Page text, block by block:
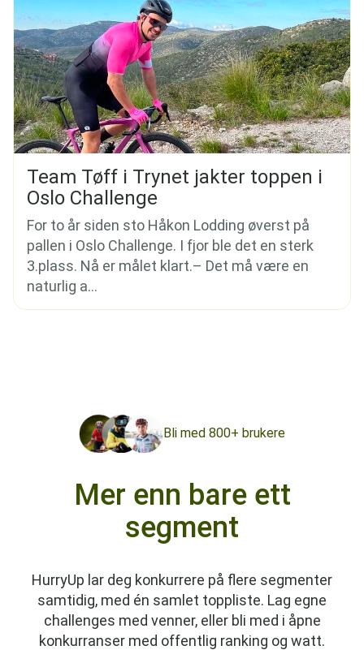
Team Tøff i Trynet jakter toppen i
Oslo Challenge
For to år siden sto Håkon Lodding øverst på
pallen i Oslo Challenge. I fjor ble det en sterk
3.plass. Nå er målet klart.– Det må være en
naturlig a...
Bli med 800+ brukere
Mer enn bare ett
segment
HurryUp lar deg konkurrere på flere segmenter
samtidig, med én samlet toppliste. Lag egne
challenges med venner, eller bli med i åpne
konkurranser med offentlig ranking og watt.